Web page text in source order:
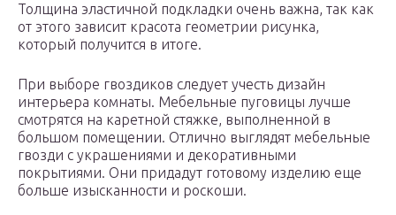
Толщина эластичной подкладки очень важна, так как
от этого зависит красота геометрии рисунка,
который получится в итоге.
При выборе гвоздиков следует учесть дизайн
интерьера комнаты. Мебельные пуговицы лучше
смотрятся на каретной стяжке, выполненной в
большом помещении. Отлично выглядят мебельные
гвозди с украшениями и декоративными
покрытиями. Они придадут готовому изделию еще
больше изысканности и роскоши.